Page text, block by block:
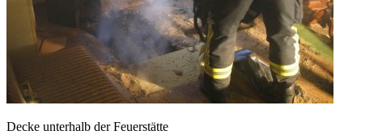
Decke unterhalb der Feuerstätte